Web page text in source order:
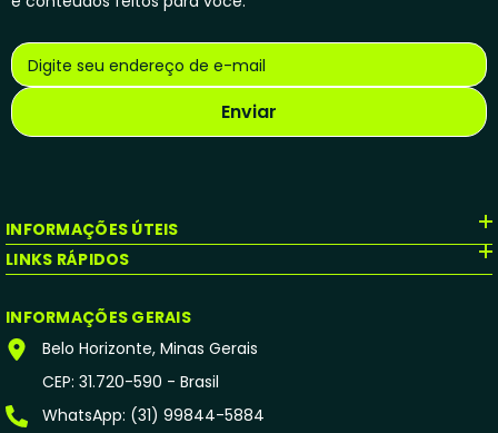
Digite seu endereço de e-mail
Enviar
INFORMAÇÕES ÚTEIS
LINKS RÁPIDOS
INFORMAÇÕES GERAIS
Belo Horizonte, Minas Gerais
CEP: 31.720-590 - Brasil
WhatsApp: (31) 99844-5884